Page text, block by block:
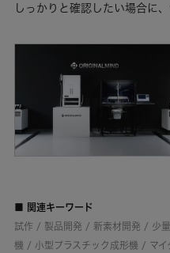
しっかりと確認したい場合に
■ 関連キーワード
試作 / 製品開発 / 新素材開発 / 少
機 / 小型プラスチック成形機 / マ